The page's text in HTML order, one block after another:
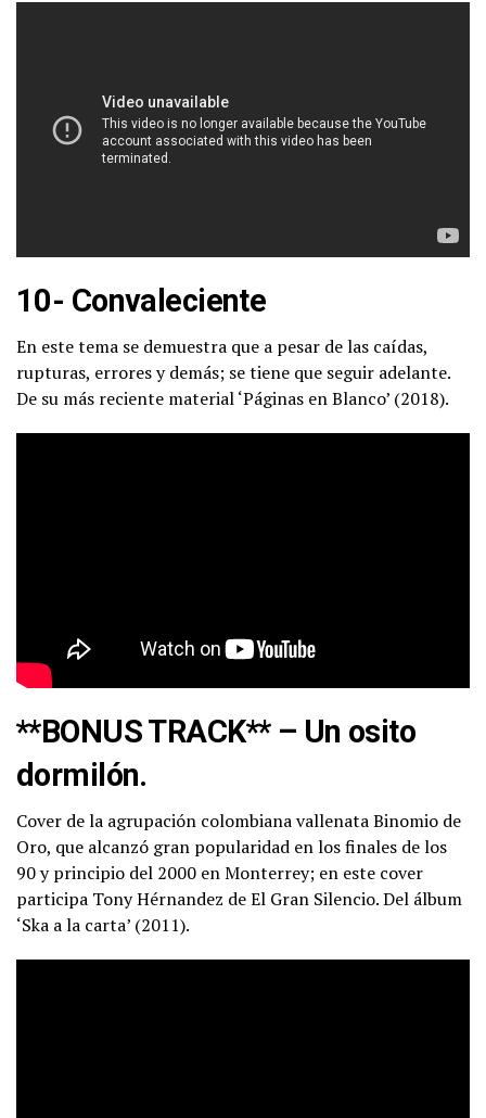
10- Convaleciente
En este tema se demuestra que a pesar de las caídas,
rupturas, errores y demás; se tiene que seguir adelante.
De su más reciente material ‘Páginas en Blanco’ (2018).
**BONUS TRACK** – Un osito
dormilón.
Cover de la agrupación colombiana vallenata Binomio de
Oro, que alcanzó gran popularidad en los finales de los
90 y principio del 2000 en Monterrey; en este cover
participa Tony Hérnandez de El Gran Silencio. Del álbum
‘Ska a la carta’ (2011).